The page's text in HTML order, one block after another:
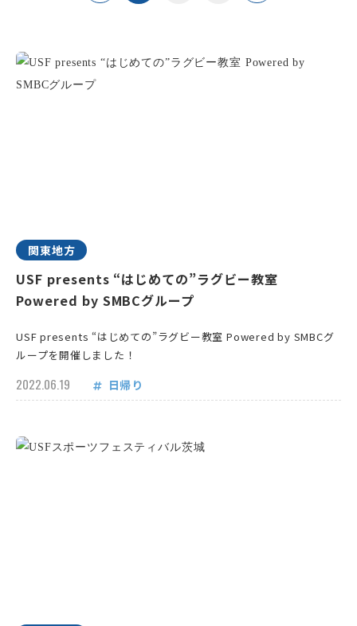
関東地方
USF presents “はじめての”ラグビー教室
Powered by SMBCグループ
USF presents “はじめての”ラグビー教室 Powered by SMBCグ
ループを開催しました！
2022.06.19 日帰り